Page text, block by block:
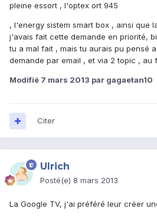
pleine essort , l'optex ort 945
, l'energy sistem smart box , ainsi que
j'avais fait cette demande en priorité,
tu a mal fait , mais tu aurais pu pensé
demande par email , et via 2 topic , au
Modifié 7 mars 2013 par gagaetan10
Citer
Ulrich
Posté(e) 8 mars 2013
La Google TV, j'ai préféré leur créer